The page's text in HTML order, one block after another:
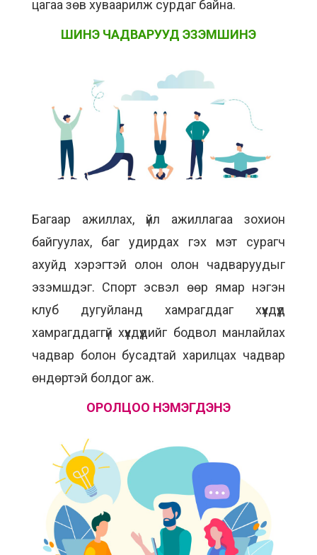
цагаа зөв хуваарилж сурдаг байна.
ШИНЭ ЧАДВАРУУД ЭЗЭМШИНЭ
Багаар ажиллах, үйл ажиллагаа зохион
байгуулах, баг удирдах гэх мэт сурагч
ахуйд хэрэгтэй олон олон чадваруудыг
эзэмшдэг. Спорт эсвэл өөр ямар нэгэн
клуб дугуйланд хамрагддаг хүүхдүүд
хамрагддаггүй хүүхдүүдийг бодвол манлайлах
чадвар болон бусадтай харилцах чадвар
өндөртэй болдог аж.
ОРОЛЦОО НЭМЭГДЭНЭ